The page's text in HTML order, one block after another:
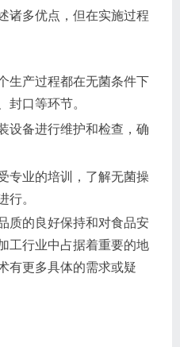
诸多优点，但在实施过程
生产过程都在无菌条件下
封口等环节。
设备进行维护和检查，确
专业的培训，了解无菌操
行。
质的良好保持和对食品安
工行业中占据着重要的地
有更多具体的需求或疑